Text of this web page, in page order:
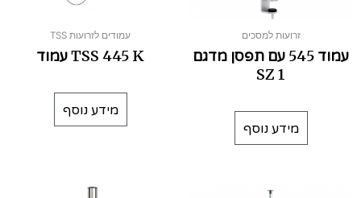
זרועות למסכים
עמוד 545 עם תפסן מדגם
SZ 1
מידע נוסף
עמודים לזרועות TSS
TSS 445 K עמוד
מידע נוסף